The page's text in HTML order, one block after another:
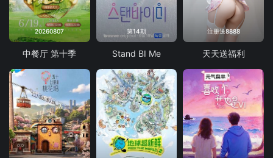
20260807
中餐厅 第十季
第14期
Stand BI Me
注册送8888
天天送福利